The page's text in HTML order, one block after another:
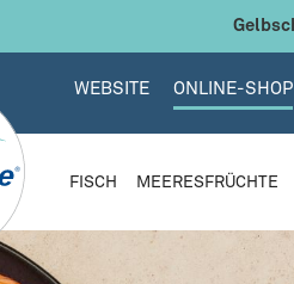
WEBSITE ONLINE-SHOP
FISCH MEERESFRÜCHTE